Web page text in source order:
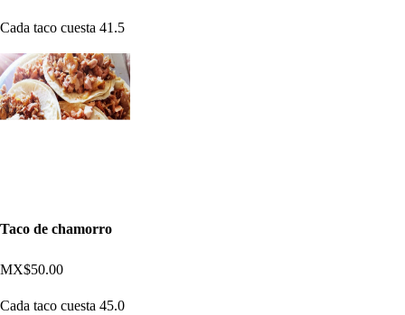
Cada taco cuesta 41.5
Taco de chamorro
MX$50.00
Cada taco cuesta 45.0